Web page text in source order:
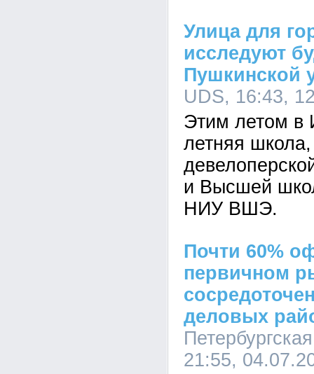
Улица для
исследуют
Пушкинской
UDS, 16:43,
Этим летом в
летняя
и Высшей
НИУ ВШЭ.
Почти 60%
первичном
деловых
21:55,